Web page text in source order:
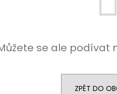
se ale podívat
ZPĚT DO